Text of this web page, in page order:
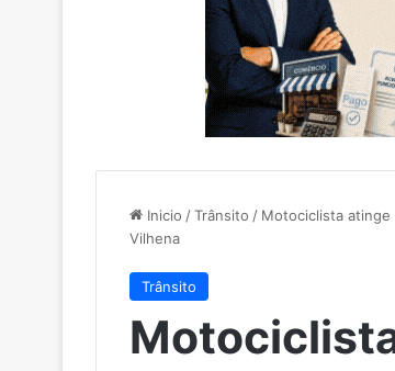
Inicio /Trânsito / Motociclista
Vilhena
Trânsito